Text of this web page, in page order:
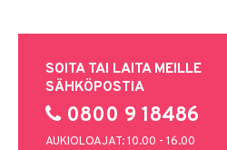
SOITA TAI LAITA MEILLE
SÄHKÖPOSTIA
0800 9 18486
AUKIOLOAJAT: 10.00 - 16.00